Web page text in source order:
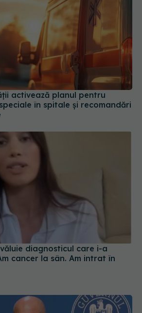
activează planul pentru
în spitale și recomandări
diagnosticul care i-a
cancer la sân. Am intrat în